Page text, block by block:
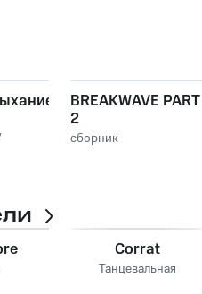
BREAKWAVE PART
2
сборник
Corrat
Танцевальная